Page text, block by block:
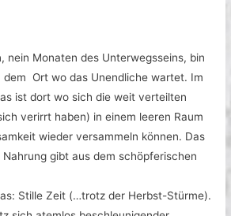
nein Monaten des Unterwegsseins, bin
dem Ort wo das Unendliche wartet. Im
ist dort wo sich die weit verteilten
verirrt haben) in einem leeren Raum
wieder versammeln können. Das
gibt aus dem schöpferischen
Stille Zeit (…trotz der Herbst-Stürme).